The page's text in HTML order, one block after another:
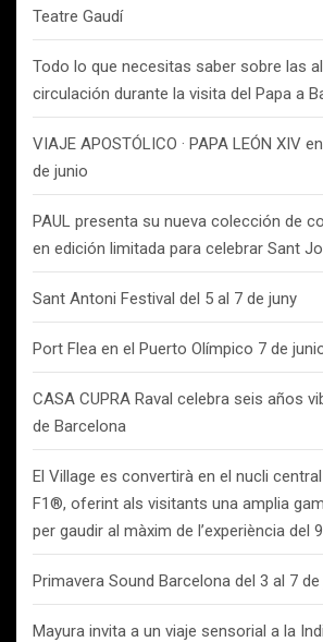
Teatre Gaudí
Todo lo que necesitas saber sobre las
circulación durante la visita del Papa a
VIAJE APOSTÓLICO · PAPA LEÓN XIV
de junio
PAUL presenta su nueva colección de
en edición limitada para celebrar Sant
Sant Antoni Festival del 5 al 7 de juny
Port Flea en el Puerto Olímpico 7 de
CASA CUPRA Raval celebra seis años
de Barcelona
El Village es convertirà en el nucli
F1®, oferint als visitants una amplia
per gaudir al màxim de l’experiència del
Primavera Sound Barcelona del 3 al 7 de
Mayura invita a un viaje sensorial a la